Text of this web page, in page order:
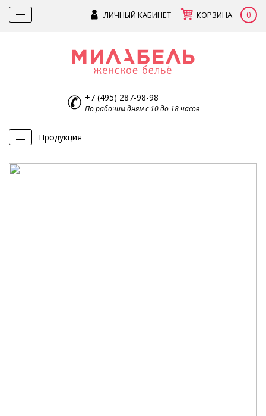
ЛИЧНЫЙ КАБИНЕТ КОРЗИНА 0
+7 (495) 287-98-98
По рабочим дням с 10 до 18 часов
Продукция